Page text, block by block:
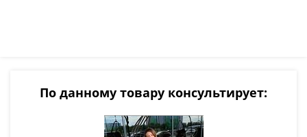
По данному товару консультирует: